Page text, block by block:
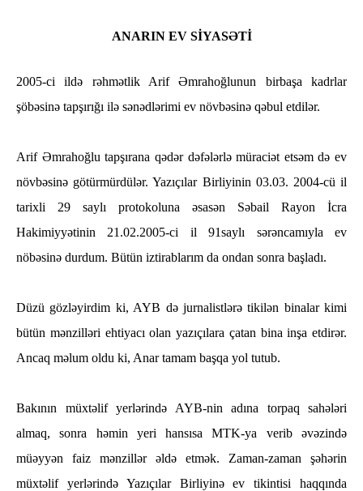
ANARIN EV SİYASƏTİ
2005-ci ildə rəhmətlik Arif Əmrahoğlunun birbaşa kadrlar
şöbəsinə tapşırığı ilə sənədlərimi ev növbəsinə qəbul etdilər.
Arif Əmrahoğlu tapşırana qədər dəfələrlə müraciət etsəm də ev
növbəsinə götürmürdülər. Yazıçılar Birliyinin 03.03. 2004-cü il
tarixli 29 saylı protokoluna əsasən Səbail Rayon İcra
Hakimiyyətinin 21.02.2005-ci il 91saylı sərəncamıyla ev
nöbəsinə durdum. Bütün iztirablarım da ondan sonra başladı.
Düzü gözləyirdim ki, AYB də jurnalistlərə tikilən binalar kimi
bütün mənzilləri ehtiyacı olan yazıçılara çatan bina inşa etdirər.
Ancaq məlum oldu ki, Anar tamam başqa yol tutub.
Bakının müxtəlif yerlərində AYB-nin adına torpaq sahələri
almaq, sonra həmin yeri hansısa MTK-ya verib əvəzində
müəyyən faiz mənzillər əldə etmək. Zaman-zaman şəhərin
müxtəlif yerlərində Yazıçılar Birliyinə ev tikintisi haqqında